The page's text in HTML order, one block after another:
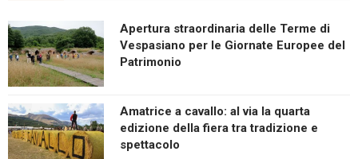
Apertura straordinaria delle Terme di
Vespasiano per le Giornate Europee del
Patrimonio
Amatrice a cavallo: al via la quarta
edizione della fiera tra tradizione e
spettacolo